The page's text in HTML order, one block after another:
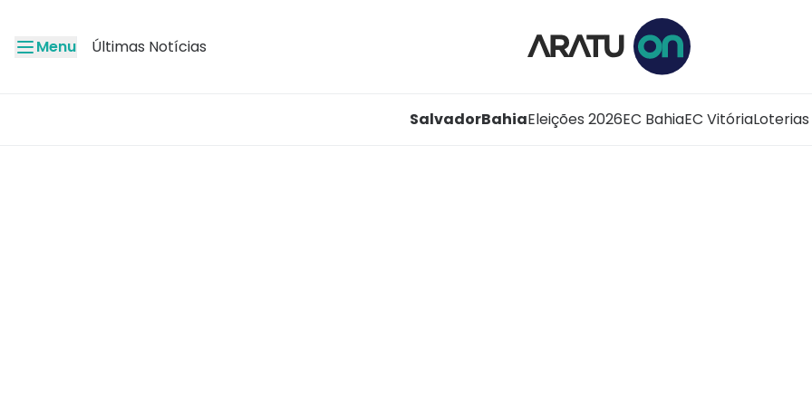
Menu Últimas Notícias
SalvadorBahiaEleições 2026EC BahiaEC VitóriaLoterias